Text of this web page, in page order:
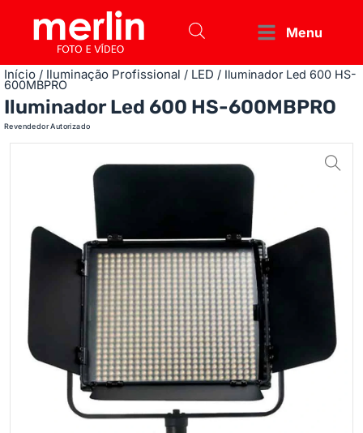
Menu
Início / Iluminação Profissional / LED / Iluminador Led 600 HS-
600MBPRO
Iluminador Led 600 HS-600MBPRO
Revendedor Autorizado